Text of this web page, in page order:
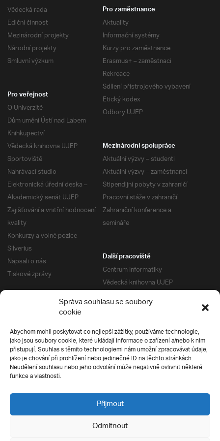
Správa souhlasu se soubory
cookie
Abychom mohli poskytovat co nejlepší zážitky, používáme technologie,
jako jsou soubory cookie, které ukládají informace o zařízení a/nebo k nim
přistupují. Souhlas s těmito technologiemi nám umožní zpracovávat údaje,
jako je chování při prohlížení nebo jedinečné ID na těchto stránkách.
Neudělení souhlasu nebo jeho odvolání může negativně ovlivnit některé
funkce a vlastnosti.
Přijmout
Odmítnout
Vědecká rada
Ediční činnost
Mezinárodní projekty
Národní projekty
Smluvní výzkum
Pro zaměstnance
Aktuality
Informační systémy
Kurzy pro zaměstnance
Erasmus+ – zaměstnaci
Rekreace
Sdílení přístrojového vybavení
Etický kodex
Odbory UJEP
Pro veřejnost
O Univerzitě
Dům umění Ústí nad Labem
Knihkupectví
Vědecká knihovna UJEP
Sportoviště
Nahrávací studio
Elektronická úřední deska –
Akademický senát UJEP
Zajišťování a vnitřní hodnocení
kvality
Konkurzy a volné pozice
Silverius
Napsali o nás
Tiskové zprávy
Mezinárodní spolupráce
Aktuální výzvy – studenti
Aktuální výzvy – zaměstnanci
Stipendijní pobyty v zahraničí
Pracovní stáže v zahraničí
Zahraniční konference a
semináře
Další pracoviště
Centrum Informatiky
Vědecká knihovna UJEP
Správa kolejí a menz
Univerzitní centrum podpory
Silverius
Pro uchazeče
Přijímací řízení
E-prihlaska
Přípravné kurzy
Ochrana soukromí